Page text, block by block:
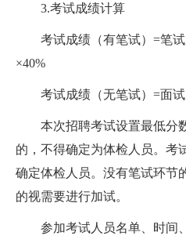
3.考试成绩计算
考试成绩（有笔试）=笔
×40%
考试成绩（无笔试）=面
本次招聘考试设置最低分
的，不得确定为体检人员。考
确定体检人员。没有笔试环节
的视需要进行加试。
参加考试人员名单、时间